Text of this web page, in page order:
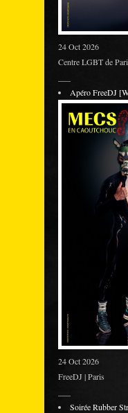
24 Oct 2026
Centre LGBT de
Apéro FreeDJ
24 Oct 2026
FreeDJ | Paris
Soirée Rubber